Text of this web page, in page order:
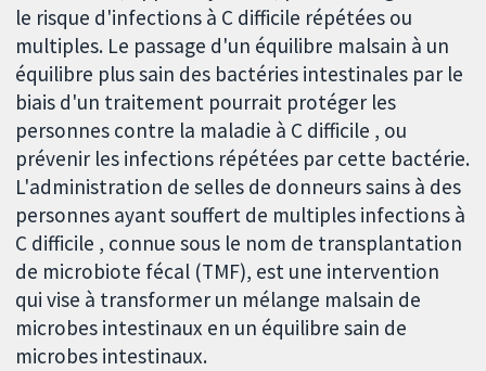
le risque d'infections à C difficile répétées ou
multiples. Le passage d'un équilibre malsain à un
équilibre plus sain des bactéries intestinales par le
biais d'un traitement pourrait protéger les
personnes contre la maladie à C difficile , ou
prévenir les infections répétées par cette bactérie.
L'administration de selles de donneurs sains à des
personnes ayant souffert de multiples infections à
C difficile , connue sous le nom de transplantation
de microbiote fécal (TMF), est une intervention
qui vise à transformer un mélange malsain de
microbes intestinaux en un équilibre sain de
microbes intestinaux.